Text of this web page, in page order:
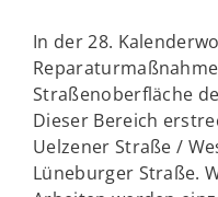
In der 28.
Straßenoberfläche
Dieser Bereich
Uelzener Straße /
Lüneburger Straße.